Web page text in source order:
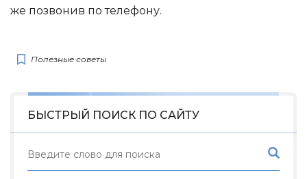
БЫСТРЫЙ ПОИСК ПО САЙТУ
же позвонив по телефону.
Полезные советы